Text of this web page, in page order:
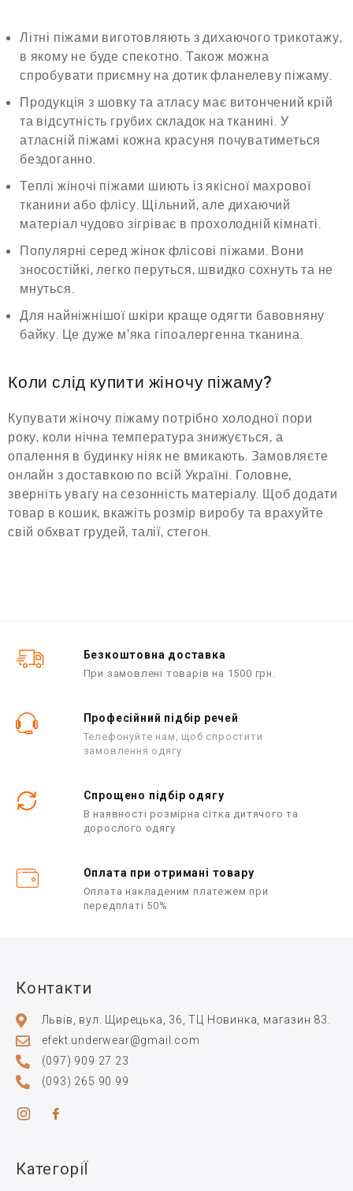
Літні піжами виготовляють з дихаючого трикотажу,
в якому не буде спекотно. Також можна
спробувати приємну на дотик фланелеву піжаму.
Продукція з шовку та атласу має витончений крій
та відсутність грубих складок на тканині. У
атласній піжамі кожна красуня почуватиметься
бездоганно.
Теплі жіночі піжами шиють із якісної махрової
тканини або флісу. Щільний, але дихаючий
матеріал чудово зігріває в прохолодній кімнаті.
Популярні серед жінок флісові піжами. Вони
зносостійкі, легко перуться, швидко сохнуть та не
мнуться.
Для найніжнішої шкіри краще одягти бавовняну
байку. Це дуже м’яка гіпоалергенна тканина.
Коли слід купити жіночу піжаму?
Купувати жіночу піжаму потрібно холодної пори
року, коли нічна температура знижується, а
опалення в будинку ніяк не вмикають. Замовляєте
онлайн з доставкою по всій Україні. Головне,
зверніть увагу на сезонність матеріалу. Щоб додати
товар в кошик, вкажіть розмір виробу та врахуйте
свій обхват грудей, талії, стегон.
Безкоштовна доставка
При замовлені товарів на 1500 грн.
Професійний підбір речей
Телефонуйте нам, щоб спростити
замовлення одягу
Спрощено підбір одягу
В наявності розмірна сітка дитячого та
дорослого одягу
Оплата при отримані товару
Оплата накладеним платежем при
передплаті 50%
Контакти
Львів, вул. Щирецька, 36, ТЦ Новинка, магазин 83.
efekt.underwear@gmail.com
(097) 909 27 23
(093) 265 90 99
КатегоріЇ